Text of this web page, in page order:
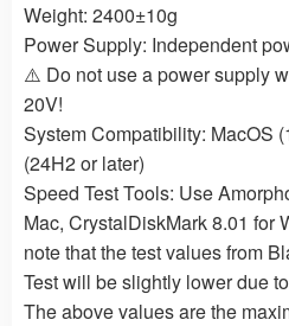
Weight: 2400±10g
Power Supply: Independent
⚠️ Do not use a power supply
20V!
System Compatibility: MacOS
(24H2 or later)
Speed Test Tools: Use
Mac, CrystalDiskMark 8.01 for
note that the test values from
Test will be slightly lower due
The above values are the